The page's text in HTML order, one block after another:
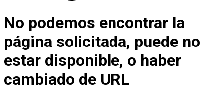
No podemos encontrar la
página solicitada, puede no
estar disponible, o haber
cambiado de URL